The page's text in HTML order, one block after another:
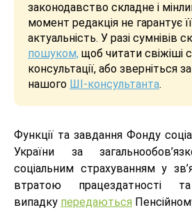
законодавство складне і
момент редакція не гарантує
актуальність. У разі сумнівів
пошуком, щоб читати свіжіші
консультації, або зверніться
нашого ШІ-консультанта.
Функції та завдання Фонду
України за
соціальним страхуванням у
втратою працездатності
випадку передаються